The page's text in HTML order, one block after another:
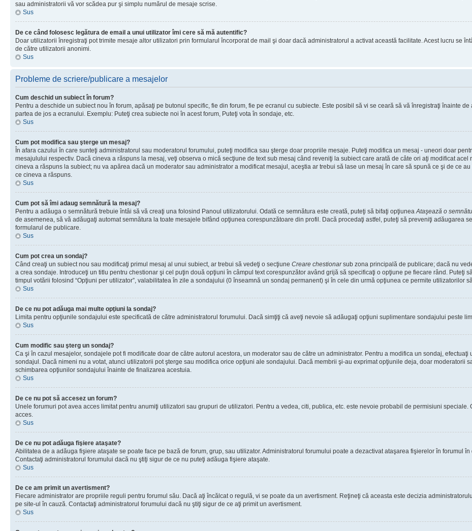
sau administratorii vă vor scădea pur şi simplu numărul de mesaje scrise.
Sus
De ce când folosesc legătura de email a unui utilizator îmi cere să mă autentific?
Doar utilizatorii înregistraţi pot trimite mesaje altor utilizatori prin formularul încorporat de mail şi doar dacă administratorul a activat această facilitate. Acest lucru se
de către utilizatorii anonimi.
Sus
Probleme de scriere/publicare a mesajelor
Cum deschid un subiect în forum?
Pentru a deschide un subiect nou în forum, apăsaţi pe butonul specific, fie din forum, fie pe ecranul cu subiecte. Este posibil să vi se ceară să vă înregistraţi înainte
partea de jos a ecranului. Exemplu: Puteţi crea subiecte noi în acest forum, Puteţi vota în sondaje, etc.
Sus
Cum pot modifica sau şterge un mesaj?
În afara cazului în care sunteţi administratorul sau moderatorul forumului, puteţi modifica sau şterge doar propriile mesaje. Puteţi modifica un mesaj - uneori doar
mesajulului respectiv. Dacă cineva a răspuns la mesaj, veţi observa o mică secţiune de text sub mesaj când reveniţi la subiect care arată de câte ori aţi modificat
cineva a răspuns la subiect; nu va apărea dacă un moderator sau administrator a modificat mesajul, aceştia ar trebui să lase un mesaj în care să spună ce şi de ce
ce cineva a răspuns.
Sus
Cum pot să îmi adaug semnătură la mesaj?
Pentru a adăuga o semnătură trebuie întâi să vă creaţi una folosind Panoul utilizatorului. Odată ce semnătura este creată, puteţi să bifaţi opţiuneaAtaşează o
de asemenea, să vă adăugaţi automat semnătura la toate mesajele bifând opţiunea corespunzătoare din profil. Dacă procedaţi astfel, puteţi să preveniţi adăugarea
formularul de publicare.
Sus
Cum pot crea un sondaj?
Când creaţi un subiect nou sau modificaţi primul mesaj al unui subiect, ar trebui să vedeţi o secţiune Creare chestionarsub zona principală de publicare; dacă nu
a crea sondaje. Introduceţi un titlu pentru chestionar şi cel puţin două opţiuni în câmpul text corespunzător având grijă să specificaţi o opţiune pe fiecare rând. Puteţi
timpul votării folosind “Opţiuni per utilizator”, valabilitatea în zile a sondajului (0 înseamnă un sondaj permanent) şi în cele din urmă opţiunea ce permite utilizatorilor
Sus
De ce nu pot adăuga mai multe opţiuni la sondaj?
Limita pentru opţiunile sondajului este specificată de către administratorul forumului. Dacă simţiţi că aveţi nevoie să adăugaţi opţiuni suplimentare sondajului peste
Sus
Cum modific sau şterg un sondaj?
Ca şi în cazul mesajelor, sondajele pot fi modificate doar de către autorul acestora, un moderator sau de către un administrator. Pentru a modifica un sondaj,
sondajul. Dacă nimeni nu a votat, atunci utilizatorii pot şterge sau modifica orice opţiuni ale sondajului. Dacă membrii şi-au exprimat opţiunile deja, doar moderatorii
schimbarea opţiunilor sondajului înainte de finalizarea acestuia.
Sus
De ce nu pot să accesez un forum?
Unele forumuri pot avea acces limitat pentru anumiţi utilizatori sau grupuri de utilizatori. Pentru a vedea, citi, publica, etc. este nevoie probabil de permisiuni
acces.
Sus
De ce nu pot adăuga fişiere ataşate?
Abilitatea de a adăuga fişiere ataşate se poate face pe bază de forum, grup, sau utilizator. Administratorul forumului poate a dezactivat ataşarea fişierelor în forumul
Contactaţi administratorul forumului dacă nu ştiţi sigur de ce nu puteţi adăuga fişiere ataşate.
Sus
De ce am primit un avertisment?
Fiecare administrator are propriile reguli pentru forumul său. Dacă aţi încălcat o regulă, vi se poate da un avertisment. Reţineţi că aceasta este decizia
pe site-ul în cauză. Contactaţi administratorul forumului dacă nu ştiţi sigur de ce aţi primit un avertisment.
Sus